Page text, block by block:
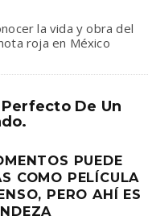
la vida y obra del
roja en México
Perfecto De Un
PUEDE
COMO PELÍCULA
PERO AHÍ ES